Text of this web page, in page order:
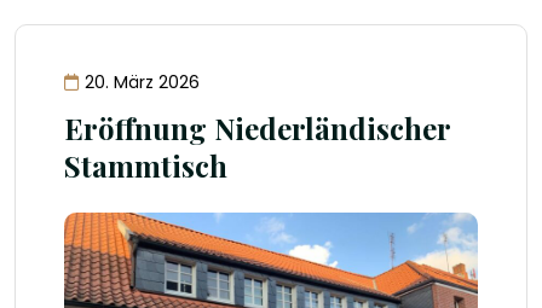
20. März 2026
Eröffnung Niederländischer
Stammtisch